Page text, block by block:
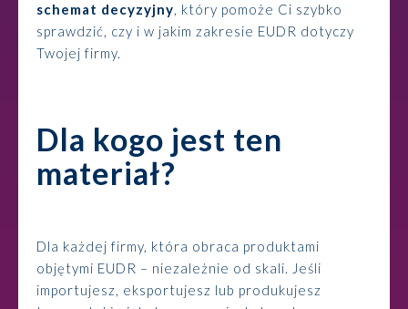
schemat decyzyjny, który pomoże Ci szybko
sprawdzić, czy i w jakim zakresie EUDR dotyczy
Twojej firmy.
Dla kogo jest ten
materiał?
Dla każdej firmy, która obraca produktami
objętymi EUDR – niezależnie od skali. Jeśli
importujesz, eksportujesz lub produkujesz